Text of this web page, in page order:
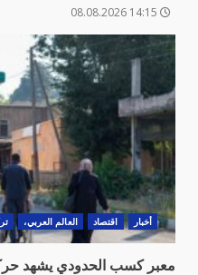
أخبار اقتصاد العالم العربي،
معبر كسب الحدودي يشهد حركة